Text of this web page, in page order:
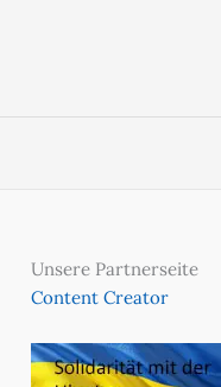
Unsere Partnerseite
Content Creator